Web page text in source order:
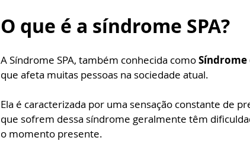
O que é a síndrome SPA?
A Síndrome SPA, também conhecida como Síndrome
que afeta muitas pessoas na sociedade atual.
Ela é caracterizada por uma sensação constante de
que sofrem dessa síndrome geralmente têm
o momento presente.